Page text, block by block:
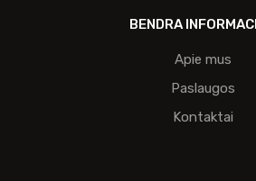
BENDRA
Apie mus
Paslaugos
Kontaktai